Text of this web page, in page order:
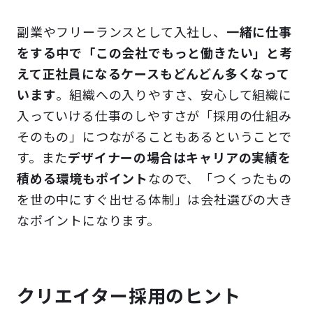
副業やフリーランスとして入社し、 一緒に仕事
をする中で「この会社でもっと働きたい」と考
えて正社員になるケースもどんどん多くなって
います。組織への入りやすさ、安心して組織に
入っていける仕事のしやすさが「採用の仕組み
そのもの」につながることもあるということで
す。またデザイナーの場合はキャリアの実績を
積める環境もポイントなので、「つくったもの
を世の中にすぐ出せる体制」は会社選びの大き
なポイントになります。
クリエイター採用のヒント